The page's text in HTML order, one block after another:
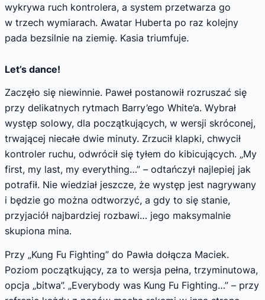
wykrywa ruch kontrolera, a system przetwarza go
w trzech wymiarach. Awatar Huberta po raz kolejny
pada bezsilnie na ziemię. Kasia triumfuje.
Let’s dance!
Zaczęło się niewinnie. Paweł postanowił rozruszać się
przy delikatnych rytmach Barry’ego White’a. Wybrał
występ solowy, dla początkujących, w wersji skróconej,
trwającej niecałe dwie minuty. Zrzucił klapki, chwycił
kontroler ruchu, odwrócił się tyłem do kibicujących. „My
first, my last, my everything…” – odtańczył najlepiej jak
potrafił. Nie wiedział jeszcze, że występ jest nagrywany
i będzie go można odtworzyć, a gdy to się stanie,
przyjaciół najbardziej rozbawi… jego maksymalnie
skupiona mina.
Przy „Kung Fu Fighting” do Pawła dołącza Maciek.
Poziom początkujący, za to wersja pełna, trzyminutowa,
opcja „bitwa”. „Everybody was Kung Fu Fighting…” – przy